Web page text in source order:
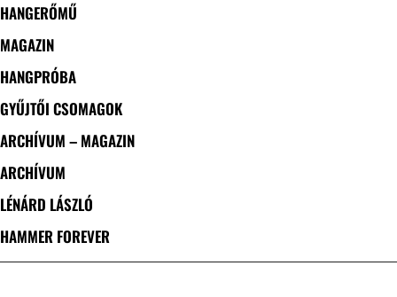
HANGERŐMŰ
MAGAZIN
HANGPRÓBA
GYŰJTŐI CSOMAGOK
ARCHÍVUM – MAGAZIN
ARCHÍVUM
LÉNÁRD LÁSZLÓ
HAMMER FOREVER